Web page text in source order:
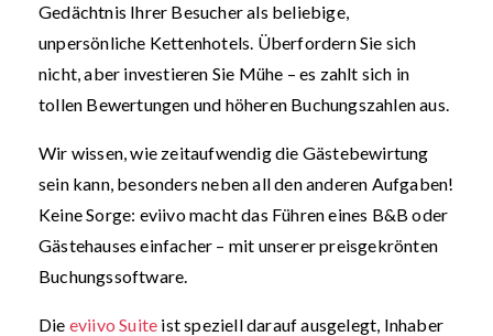
Gedächtnis Ihrer Besucher als beliebige,
unpersönliche Kettenhotels. Überfordern Sie sich
nicht, aber investieren Sie Mühe – es zahlt sich in
tollen Bewertungen und höheren Buchungszahlen aus.
Wir wissen, wie zeitaufwendig die Gästebewirtung
sein kann, besonders neben all den anderen Aufgaben!
Keine Sorge: eviivo macht das Führen eines B&B oder
Gästehauses einfacher – mit unserer preisgekrönten
Buchungssoftware.
Die eviivo Suite ist speziell darauf ausgelegt, Inhaber